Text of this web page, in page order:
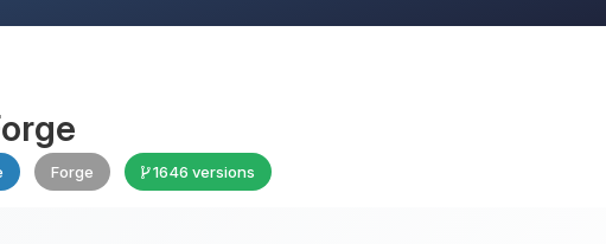
Forge 1646 versions